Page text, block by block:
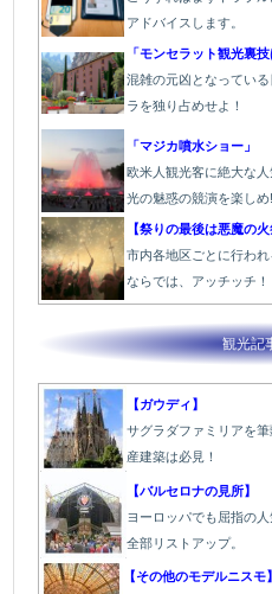
アドバイスします。
「モンセラット観光裏技
混雑の元凶となってい
ラを独り占めせよ！
「マジカ噴水ショー」
欧米人観光客に絶大な
光の魅惑の競演を楽しめ!
【祭りの最後は悪魔の
市内各地区ごとに行わ
ならでは、アッチッチ！
観光記
【ガウディ】
サグラダファミリアを
産建築は必見！
【バルセロナの見所】
ヨーロッパでも屈指の
全部リストアップ。
【その他のモデルニスモ】